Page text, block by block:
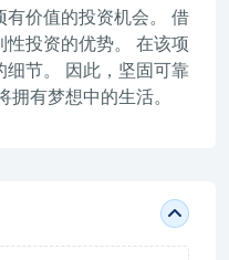
价值的投资机会。 借
投资的优势。 在该项
节。 因此，坚固可靠
有梦想中的生活。